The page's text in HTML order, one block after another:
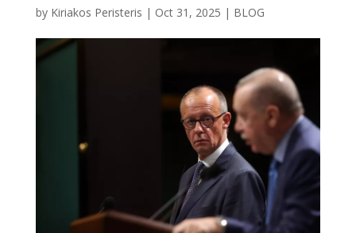
by Kiriakos Peristeris | Oct 31, 2025 | BLOG